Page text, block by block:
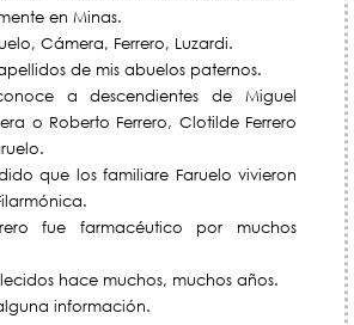
en Minas.
Cámera, Ferrero, Luzardi.
de mis abuelos paternos.
a descendientes de Miguel
o Roberto Ferrero, Clotilde Ferrero
que los familiare Faruelo vivieron
fue farmacéutico por muchos
hace muchos, muchos años.
información.